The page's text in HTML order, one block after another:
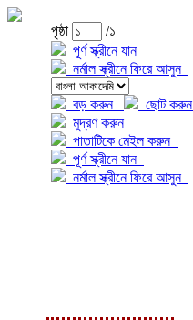
পৃষ্ঠা
/১
পূর্ণ স্ক্রীনে যান
নর্মাল স্ক্রীনে ফিরে আসুন
বড় করুন
ছোট করুন
মুদ্রণ করুন
পাতাটিকে মেইল করুন
পূর্ণ স্ক্রীনে যান
নর্মাল স্ক্রীনে ফিরে আসুন